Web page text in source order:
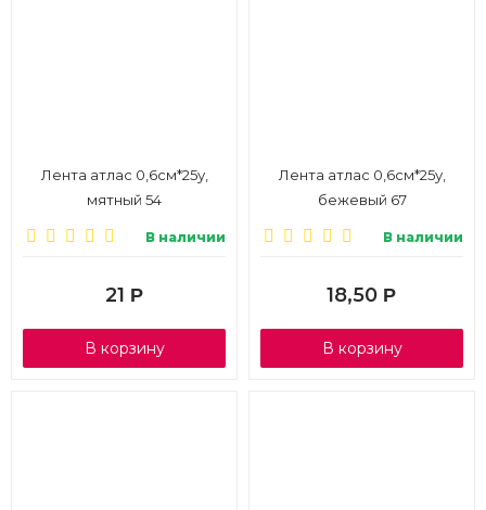
Лента атлас 0,6см*25у,
мятный 54
В наличии
21 Р
В корзину
Лента атлас 0,6см*25у,
бежевый 67
В наличии
18,50 Р
В корзину